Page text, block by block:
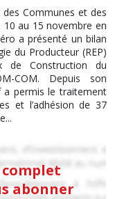
des Communes et des
10 au 15 novembre en
a présenté un bilan
du Producteur (REP)
de Construction du
COM. Depuis son
a permis le traitement
et l’adhésion de 37
abonner